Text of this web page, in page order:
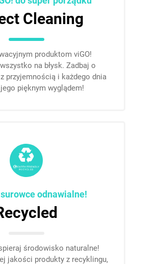
Cleaning
produktom viGO!
na błysk. Zadbaj o
przyjemnością i każdego dnia
pięknym wyglądem!
odnawialne!
środowisko naturalne!
jakości produkty z recyklingu,